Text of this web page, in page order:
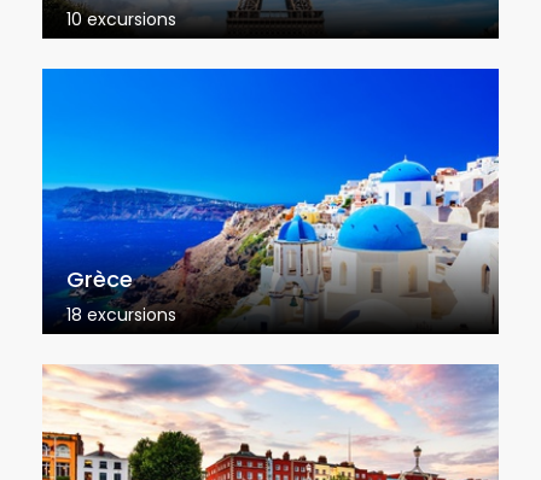
10 excursions
Grèce
18 excursions